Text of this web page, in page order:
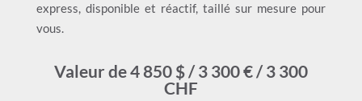
express, disponible et réactif, taillé sur mesure pour
vous.
Valeur de 4 850 $ / 3 300 € / 3 300
CHF